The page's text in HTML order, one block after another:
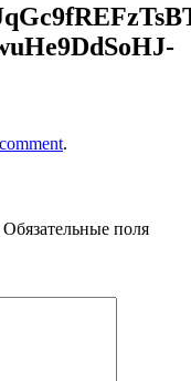
.
Обязательные поля